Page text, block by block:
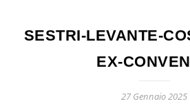
SESTRI-LEVANTE-
EX-
27 Gennaio 2025